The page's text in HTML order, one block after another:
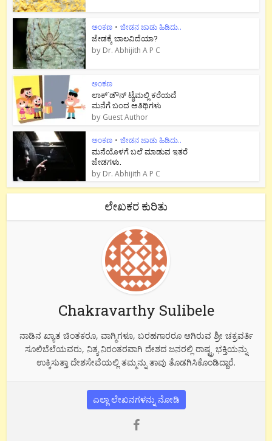
ಅಂಕಣ • ಜೇಡನ ಜಾಡು ಹಿಡಿದು..
ಜೇಡಕ್ಕೆ ಬಾಲವಿದೆಯಾ?
by Dr. Abhijith A P C
ಅಂಕಣ
ಲಾಕ್`ಡೌನ್ ಟೈಮಲ್ಲಿ ಕರೆಯದೆ
ಮನೆಗೆ ಬಂದ ಅತಿಥಿಗಳು
by Guest Author
ಅಂಕಣ • ಜೇಡನ ಜಾಡು ಹಿಡಿದು..
ಮನೆಯೊಳಗೆ ಬಲೆ ಮಾಡುವ ಇತರೆ
ಜೇಡಗಳು.
by Dr. Abhijith A P C
ಲೇಖಕರ ಕುರಿತು
Chakravarthy Sulibele
ನಾಡಿನ ಖ್ಯಾತ ಚಿಂತಕರೂ, ವಾಗ್ಮಿಗಳೂ, ಬರಹಗಾರರೂ ಆಗಿರುವ ಶ್ರೀ ಚಕ್ರವರ್ತಿ
ಸೂಲಿಬೆಲೆಯವರು, ನಿತ್ಯ ನಿರಂತರವಾಗಿ ದೇಶದ ಜನರಲ್ಲಿ ರಾಷ್ಟ್ರ ಭಕ್ತಿಯನ್ನು
ಉಕ್ಕಿಸುತ್ತಾ ದೇಶಸೇವೆಯಲ್ಲಿ ತಮ್ಮನ್ನು ತಾವು ತೊಡಗಿಸಿಕೊಂಡಿದ್ದಾರೆ.
ಎಲ್ಲಾ ಲೇಖನಗಳನ್ನು ನೋಡಿ